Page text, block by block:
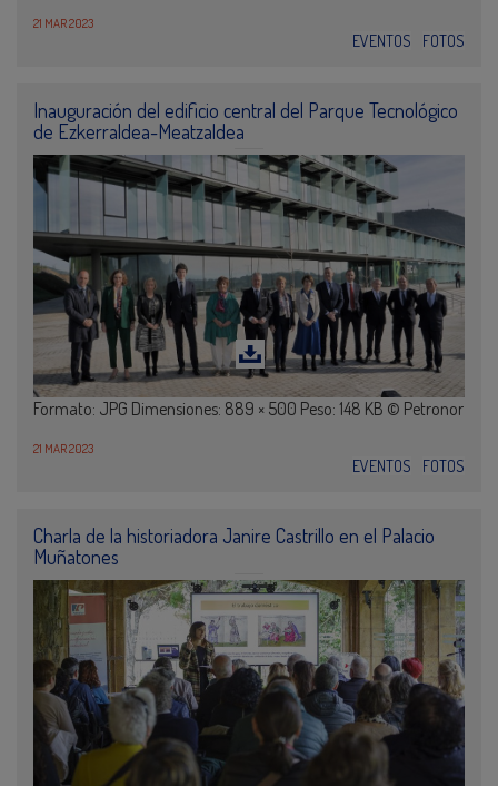
21 MAR 2023
EVENTOS FOTOS
Inauguración del edificio central del Parque Tecnológico
de Ezkerraldea-Meatzaldea
Formato: JPG Dimensiones: 889 × 500 Peso: 148 KB © Petronor
21 MAR 2023
EVENTOS FOTOS
Charla de la historiadora Janire Castrillo en el Palacio
Muñatones